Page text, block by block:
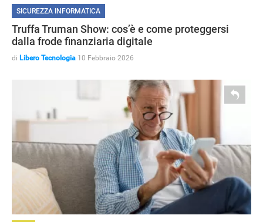
SICUREZZA INFORMATICA
Truffa Truman Show: cos’è e come proteggersi
dalla frode finanziaria digitale
di Libero Tecnologia 10 Febbraio 2026